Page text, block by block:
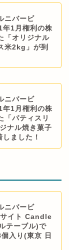
ニバービ
年1月権利の株
「オリジナル
米2kg」が到
ニバービ
年1月権利の株
「パティスリ
ナル焼き菓子
ました！
ニバービ
サイト Candle
テーブル)で
個入り(東京 日